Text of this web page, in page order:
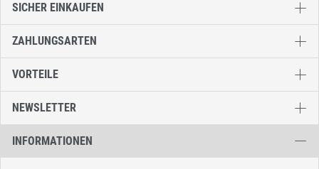
SICHER EINKAUFEN
ZAHLUNGSARTEN
VORTEILE
NEWSLETTER
INFORMATIONEN